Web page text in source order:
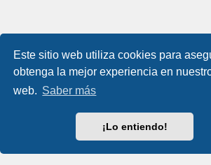
Este sitio web utiliza cookies para
obtenga la mejor experiencia en
web. Saber más
¡Lo entiendo!